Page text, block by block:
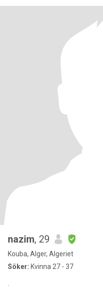
nazim, 29
Kouba, Alger, Algeriet
Söker: Kvinna 27 - 37